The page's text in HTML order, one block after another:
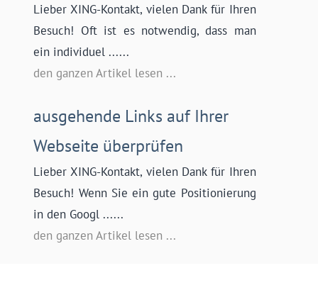
Lieber XING-Kontakt, vielen Dank für Ihren
Besuch! Oft ist es notwendig, dass man
ein individuel ......
den ganzen Artikel lesen ...
ausgehende Links auf Ihrer
Webseite überprüfen
Lieber XING-Kontakt, vielen Dank für Ihren
Besuch! Wenn Sie ein gute Positionierung
in den Googl ......
den ganzen Artikel lesen ...